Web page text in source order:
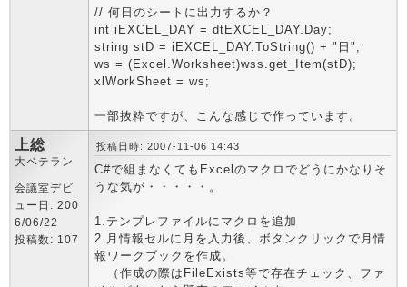
// 何日のシートに出力するか？
int iEXCEL_DAY = dtEXCEL_DAY.Day;
string stD = iEXCEL_DAY.ToString() + "日";
ws = (Excel.Worksheet)wss.get_Item(stD);
xlWorkSheet = ws;
一部抜粋ですが、こんな感じで作っています。
上総
大ベテラン
会議室デビ
ュー日: 200
6/06/22
投稿数: 107
投稿日時: 2007-11-06 14:43
C#で組まなくてもExcelのマクロでどうにかなりそ
うな気が・・・・・。
1.テンプレファイルにマクロを追加
2.月情報セルに月を入力後、ボタンクリックで月情
報ワークブックを作成。
（作成の際はFileExists等で存在チェック、ファ